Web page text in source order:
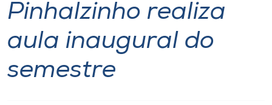
Portal de Ensino
A
Pinhalzinho realiza
aula inaugural do
semestre